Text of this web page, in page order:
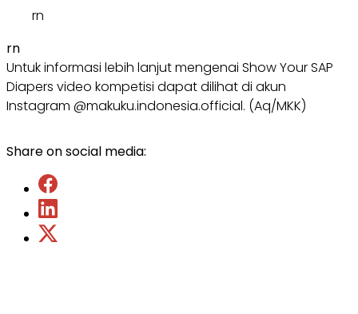
rn
rn
Untuk informasi lebih lanjut mengenai Show Your SAP
Diapers video kompetisi dapat dilihat di akun
Instagram @makuku.indonesia.official. (Aq/MKK)
Share on social media: